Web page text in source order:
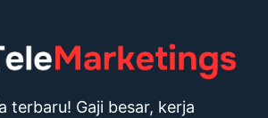
terbaru! Gaji besar, kerja